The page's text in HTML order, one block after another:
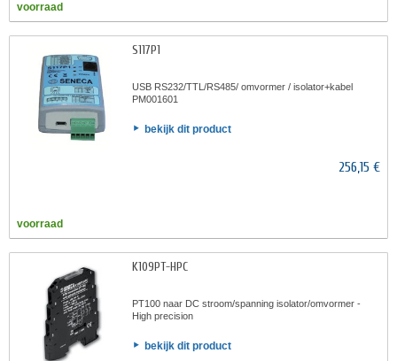
voorraad
S117P1
USB RS232/TTL/RS485/ omvormer / isolator+kabel
PM001601
bekijk dit product
256,15 €
voorraad
K109PT-HPC
PT100 naar DC stroom/spanning isolator/omvormer -
High precision
bekijk dit product